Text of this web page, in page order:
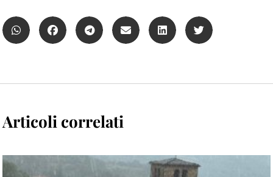
Articoli correlati